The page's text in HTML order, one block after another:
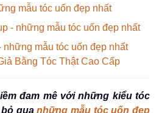
mẫu tóc uốn đẹp nhất
- những mẫu tóc uốn đẹp nhất
những mẫu tóc uốn đẹp nhất
Bằng Tóc Thật Cao Cấp
đam mê với những kiểu tóc
bỏ quanhững mẫu tóc uốn đẹp